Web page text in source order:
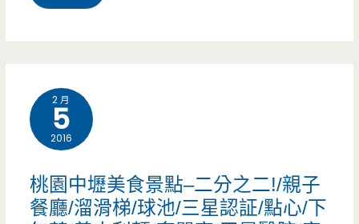
下
味
道，
炸
點/
粉
蛋
餅/
工/
古
食
初
2 月
5
2016
桃園中壢美食景點–二分之二!/親子
餐廳/溜滑梯/球池/三星認証/點心/下